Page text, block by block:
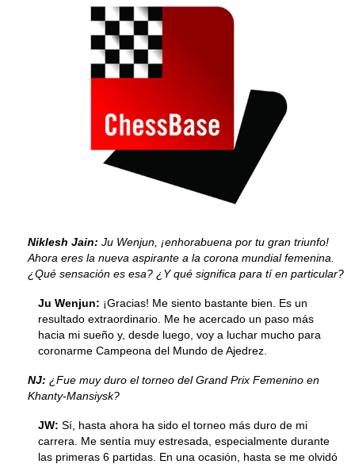
Niklesh Jain: Ju Wenjun, ¡enhorabuena por tu gran triunfo!
Ahora eres la nueva aspirante a la corona mundial femenina.
¿Qué sensación es esa? ¿Y qué significa para tí en particular?
Ju Wenjun: ¡Gracias! Me siento bastante bien. Es un
resultado extraordinario. Me he acercado un paso más
hacia mi sueño y, desde luego, voy a luchar mucho para
coronarme Campeona del Mundo de Ajedrez.
NJ: ¿Fue muy duro el torneo del Grand Prix Femenino en
Khanty-Mansiysk?
JW: Sí, hasta ahora ha sido el torneo más duro de mi
carrera. Me sentía muy estresada, especialmente durante
las primeras 6 partidas. En una ocasión, hasta se me olvidó